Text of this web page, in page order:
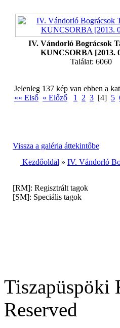
IV. Vándorló Bográcsok
KUNCSORBA [2013.
Találat: 6060
Jelenleg 137 kép van ebben a
«« Első « Előző 1 2 3 [4] 5
Vissza a galéria áttekintőbe
Kezdőoldal » IV. Vándorló
[RM]: Regisztrált tagok
[SM]: Speciális tagok
Tiszapüspöki
Reserved